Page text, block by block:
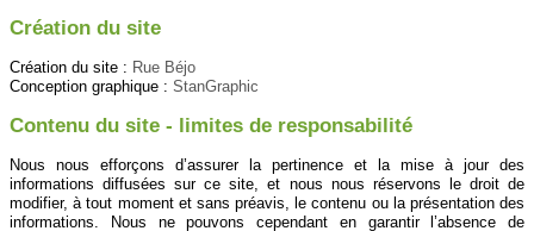
Création du site
Création du site : Rue Béjo
Conception graphique : StanGraphic
Contenu du site - limites de responsabilité
Nous nous efforçons d’assurer la pertinence et la mise à jour des
informations diffusées sur ce site, et nous nous réservons le droit de
modifier, à tout moment et sans préavis, le contenu ou la présentation des
informations. Nous ne pouvons cependant en garantir l’absence de